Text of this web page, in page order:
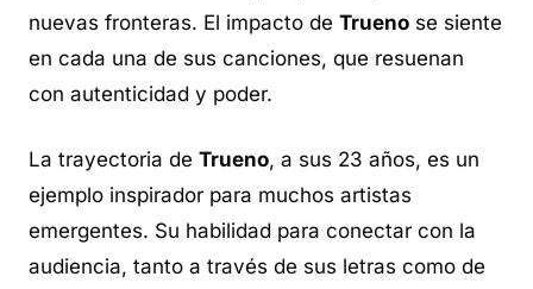
nuevas fronteras. El impacto de Trueno se siente
en cada una de sus canciones, que resuenan
con autenticidad y poder.
La trayectoria de Trueno, a sus 23 años, es un
ejemplo inspirador para muchos artistas
emergentes. Su habilidad para conectar con la
audiencia, tanto a través de sus letras como de